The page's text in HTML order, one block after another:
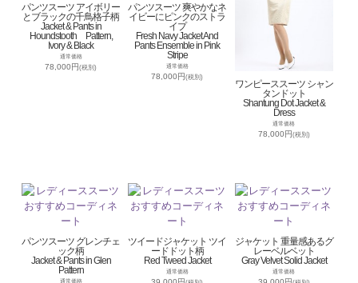
パンツスーツ アイボリー
とブラックの千鳥格子柄
Jacket & Pants in
Houndstooth Pattern,
Ivory & Black
通常価格
78,000円(税別)
パンツスーツ 爽やかなネ
イビーにピンクのストラ
イプ
Fresh Navy Jacket And
Pants Ensemble in Pink
Stripe
通常価格
78,000円(税別)
ワンピーススーツ シャン
タンドット
Shantung Dot Jacket &
Dress
通常価格
78,000円(税別)
パンツスーツ グレンチェ
ック柄
Jacket & Pants in Glen
Pattern
通常価格
ツイードジャケット ツイ
ードドット柄
Red Tweed Jacket
通常価格
ジャケット 重量感あるグ
レーベルベット
Gray Velvet Solid Jacket
通常価格